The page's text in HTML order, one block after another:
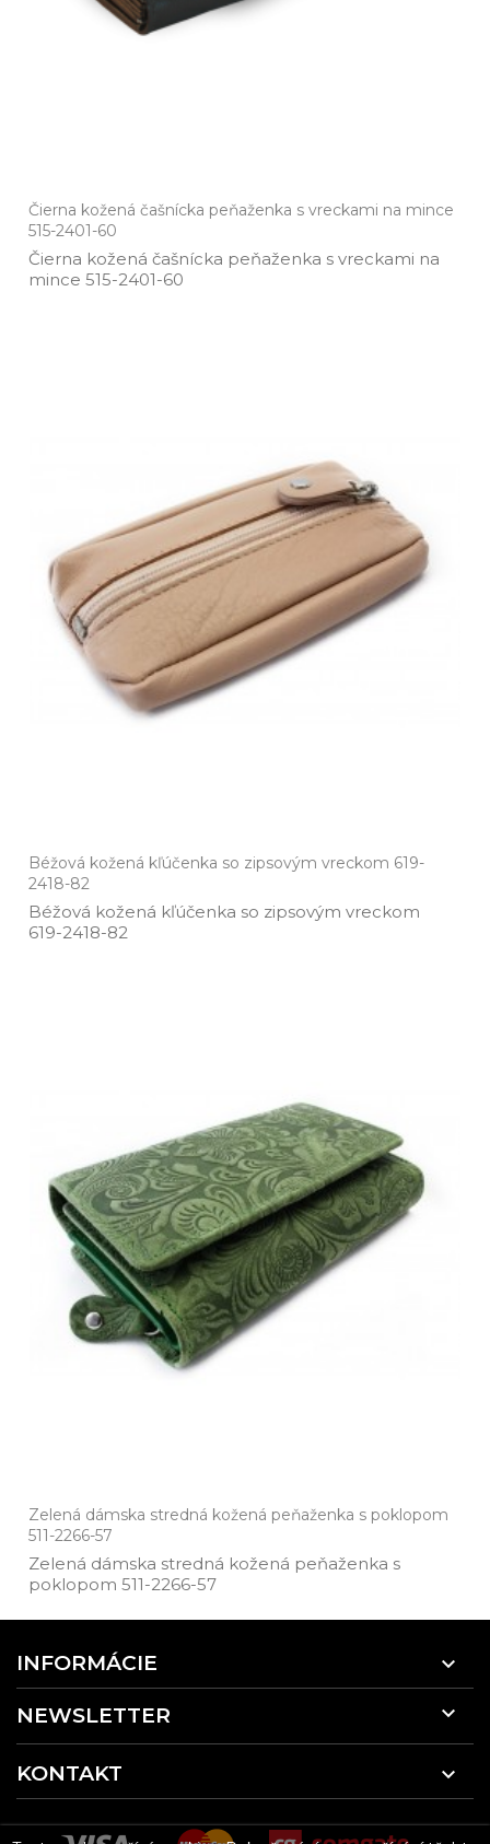
Čierna kožená čašnícka peňaženka s vreckami na mince
515-2401-60
Čierna kožená čašnícka peňaženka s vreckami na
mince 515­-2401­-60
Béžová kožená kľúčenka so zipsovým vreckom 619-
2418-82
Béžová kožená kľúčenka so zipsovým vreckom
619­-2418­-82
Zelená dámska stredná kožená peňaženka s poklopom
511-2266-57
Zelená dámska stredná kožená peňaženka s
poklopom 511­-2266­-57
INFORMÁCIE 
NEWSLETTER 
KONTAKT 